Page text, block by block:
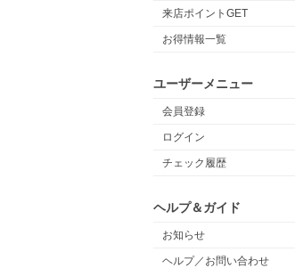
来店ポイントGET
お得情報一覧
ユーザーメニュー
会員登録
ログイン
チェック履歴
ヘルプ＆ガイド
お知らせ
ヘルプ／お問い合わせ